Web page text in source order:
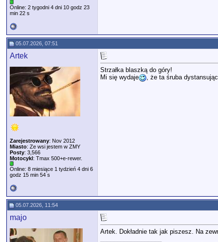
Online: 2 tygodni 4 dni 10 godz 23
min 22 s
05.07.2026, 07:51
Artek
Zarejestrowany: Nov 2012
Miasto: Ze wsi jestem w ZMY
Posty: 3,566
Motocykl: Tmax 500+e-rewer.
Online: 8 miesiące 1 tydzień 4 dni 6
godz 15 min 54 s
Strzałka blaszką do góry!
Mi się wydaje
, że ta śruba
05.07.2026, 11:54
majo
Artek. Dokładnie tak jak piszesz. Na